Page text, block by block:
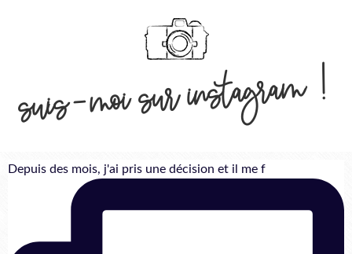
suis-moi sur instagram !
Depuis des mois, j'ai pris une décision et il me f